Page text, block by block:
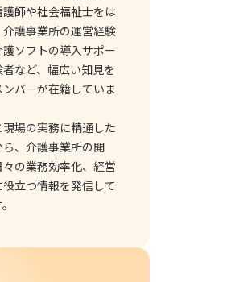
護師や社会福祉士をは
介護事業所の運営経験
護ソフトの導入サポー
者など、幅広い知見を
ンバーが在籍していま
現場の実務に精通した
ら、介護事業所の開
々の業務効率化、経営
役立つ情報を発信して